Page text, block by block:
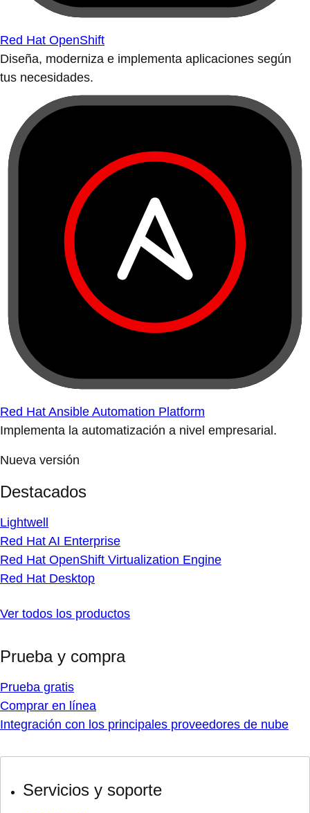
Red Hat OpenShift
Diseña, moderniza e implementa aplicaciones según
tus necesidades.
Red Hat Ansible Automation Platform
Implementa la automatización a nivel empresarial.
Nueva versión
Destacados
Lightwell
Red Hat AI Enterprise
Red Hat OpenShift Virtualization Engine
Red Hat Desktop
Ver todos los productos
Prueba y compra
Prueba gratis
Comprar en línea
Integración con los principales proveedores de nube
Servicios y soporte